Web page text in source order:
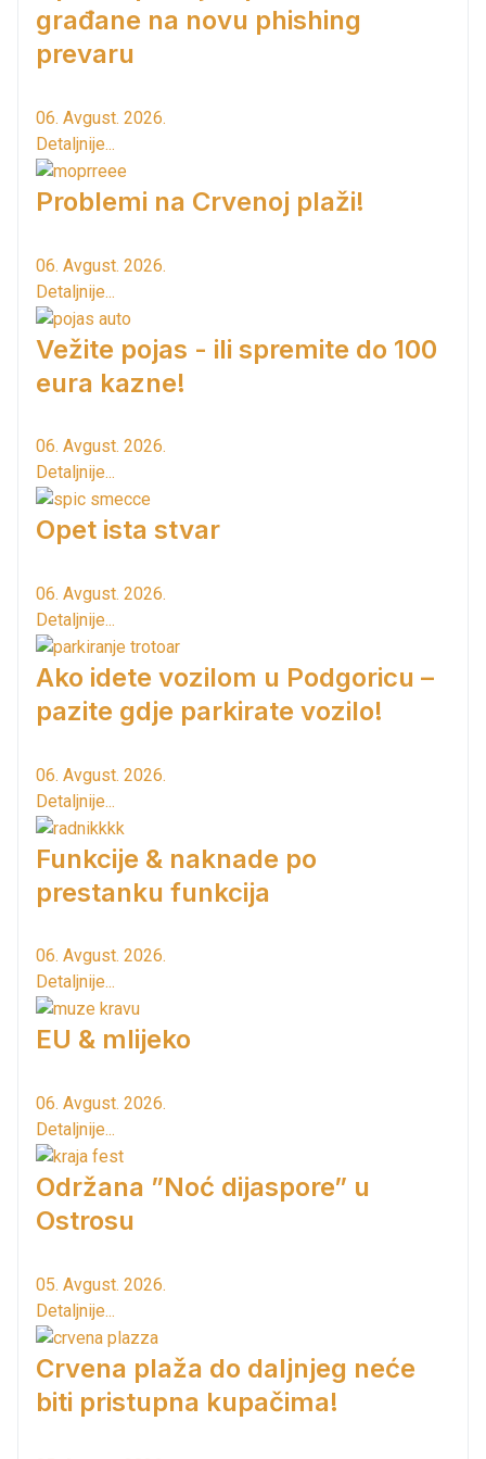
građane na novu phishing
prevaru
06. Avgust. 2026.
Detaljnije...
Problemi na Crvenoj plaži!
06. Avgust. 2026.
Detaljnije...
Vežite pojas - ili spremite do 100
eura kazne!
06. Avgust. 2026.
Detaljnije...
Opet ista stvar
06. Avgust. 2026.
Detaljnije...
Ako idete vozilom u Podgoricu –
pazite gdje parkirate vozilo!
06. Avgust. 2026.
Detaljnije...
Funkcije & naknade po
prestanku funkcija
06. Avgust. 2026.
Detaljnije...
EU & mlijeko
06. Avgust. 2026.
Detaljnije...
Održana ”Noć dijaspore” u
Ostrosu
05. Avgust. 2026.
Detaljnije...
Crvena plaža do daljnjeg neće
biti pristupna kupačima!